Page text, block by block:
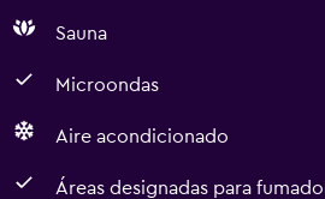
Sauna
Microondas
Aire acondicionado
Áreas designadas para